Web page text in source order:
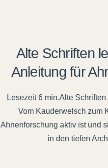
Alte Schriften
Anleitung für
Alte
Vom Kauderwelsch zum
Ahnenforschung aktiv ist und
in den tiefen